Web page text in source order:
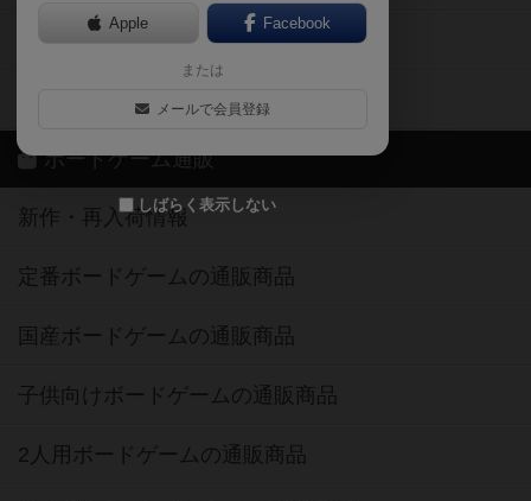
Apple Facebook
または
メールで会員登録
しばらく表示しない
ボードゲーム業界コラム
ボドゲーマご利用案内
ボードゲーム通販
新作・再入荷情報
定番ボードゲームの通販商品
国産ボードゲームの通販商品
子供向けボードゲームの通販商品
2人用ボードゲームの通販商品